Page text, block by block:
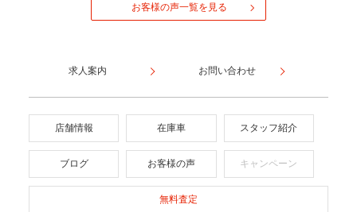
お客様の声一覧を見る
求人案内 お問い合わせ
店舗情報 在庫車 スタッフ紹介
ブログ お客様の声 キャンペーン
無料査定